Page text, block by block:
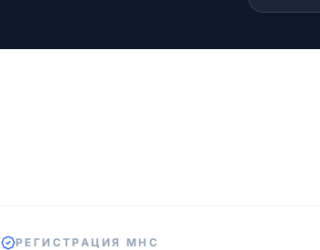
РЕГИСТРАЦИЯ МНС